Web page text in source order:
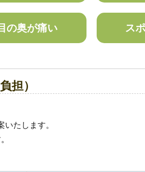
の奥が痛い ス
担）
たします。